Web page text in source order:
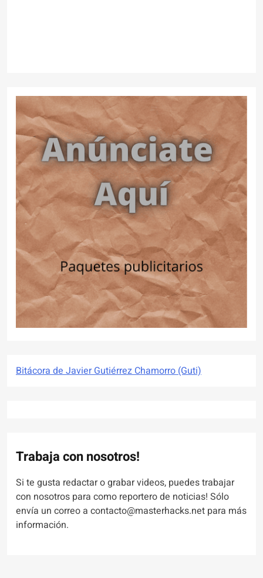
Bitácora de Javier Gutiérrez Chamorro (Guti)
Trabaja con nosotros!
Si te gusta redactar o grabar videos, puedes trabajar
con nosotros para como reportero de noticias! Sólo
envía un correo a contacto@masterhacks.net para más
información.